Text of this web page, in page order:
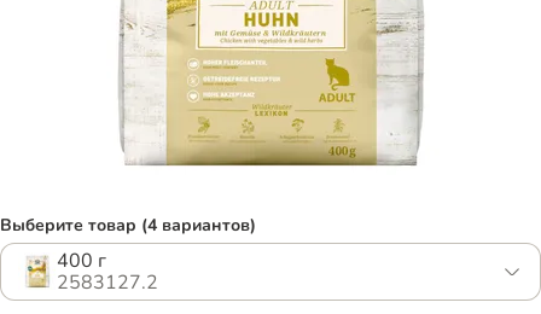
Выберите товар (4 вариантов)
400 г
2583127.2